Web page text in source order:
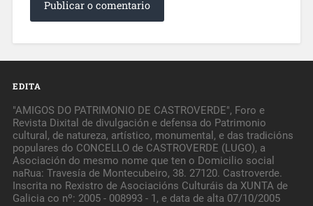
EDITA
"AMIGOS DO PATRIMONIO DE CASTROVERDE", Foro e
Revista Dixital de divulgación e defensa do Patrimonio
cultural, de natureza, artístico, monumental, e das tradicións
populares do CONCELLO de CASTROVERDE (LUGO), a
Asociación do mesmo nome que ten o Domicilio social
naRua: Travesía de Montecubeiro, 38. 27120. Castroverde.
Inscrita no Rexistro de Asociacións Culturáis da XUNTA de
Galicia co nº: 2005 - 008993 - 1, e data de alta 07/10/2005